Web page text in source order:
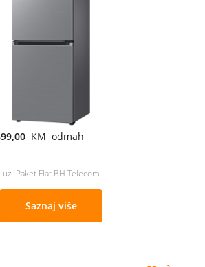
KM odmah
uz Paket Flat BH Telecom
Saznaj više